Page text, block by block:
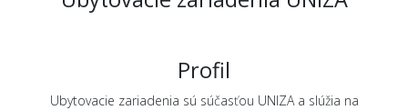
Profil
Ubytovacie zariadenia sú súčasťou UNIZA a slúžia na